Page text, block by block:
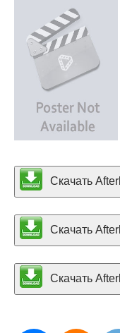
Скачать
Скачать
Скачать